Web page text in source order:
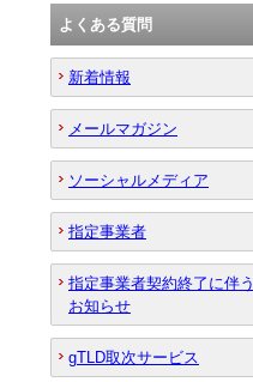
よくある質問
新着情報
メールマガジン
ソーシャルメディア
指定事業者
指定事業者契約終了に伴う
お知らせ
gTLD取次サービス